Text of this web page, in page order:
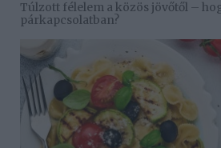
Túlzott félelem a közös jövőtől –
párkapcsolatban?